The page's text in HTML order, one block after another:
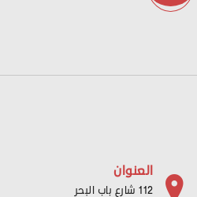
العنوان
112 شارع باب البحر